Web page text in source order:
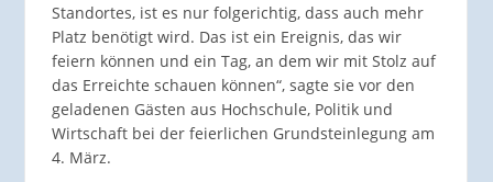
Standortes, ist es nur folgerichtig, dass auch mehr
Platz benötigt wird. Das ist ein Ereignis, das wir
feiern können und ein Tag, an dem wir mit Stolz auf
das Erreichte schauen können“, sagte sie vor den
geladenen Gästen aus Hochschule, Politik und
Wirtschaft bei der feierlichen Grundsteinlegung am
4. März.